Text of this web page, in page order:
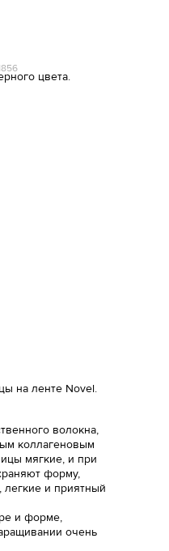
цвета.
на ленте Novel.
волокна,
коллагеновым
мягкие, и при
форму,
и приятный
и форме,
очень